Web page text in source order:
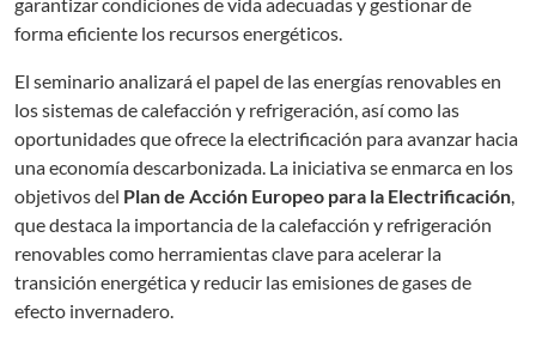
forma eficiente los recursos energéticos.
El seminario analizará el papel de las energías renovables en
los sistemas de calefacción y refrigeración, así como las
oportunidades que ofrece la electrificación para avanzar hacia
una economía descarbonizada. La iniciativa se enmarca en los
objetivos del Plan de Acción Europeo para la Electrificación
que destaca la importancia de la calefacción y refrigeración
renovables como herramientas clave para acelerar la
transición energética y reducir las emisiones de gases de
efecto invernadero.